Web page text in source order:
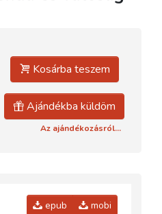
Kosárba teszem
Ajándékba küldöm
Az ajándékozásról...
epub mobi